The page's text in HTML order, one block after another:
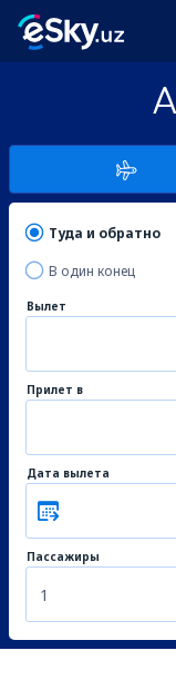
Туда и обратно
В один конец
Вылет
Прилет в
Дата вылета
Пассажиры
1